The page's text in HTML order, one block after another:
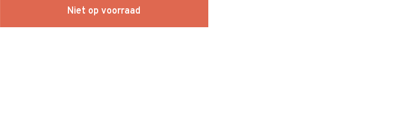
Niet op voorraad